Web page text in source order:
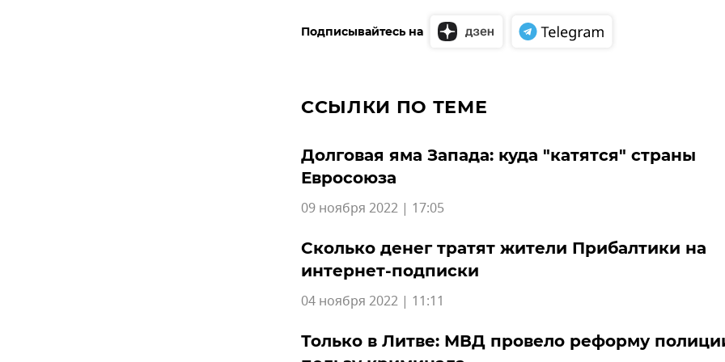
Подписывайтесь на
ССЫЛКИ ПО ТЕМЕ
Долговая яма Запада: куда "катятся" страны
Евросоюза
09 ноября 2022 | 17:05
Сколько денег тратят жители Прибалтики на
интернет-подписки
04 ноября 2022 | 11:11
Только в Литве: МВД провело реформу